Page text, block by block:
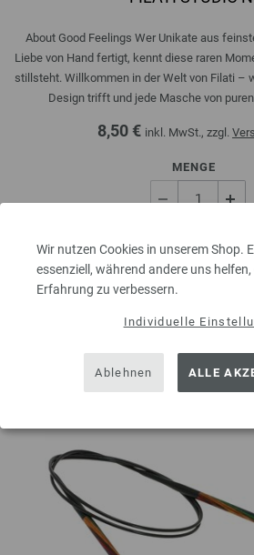
Wir nutzen Cookies in unserem Shop.
essenziell, während andere uns
Erfahrung zu verbessern.
Individuelle
Ablehnen ALLE
About Good Feelings Wer Unikate aus
Liebe von Hand fertigt, kennt diese raren
stillsteht. Willkommen in der Welt von Filati –
Design trifft und jede Masche von
8,50 € inkl. MwSt., zzgl.
MENGE
IN DEN